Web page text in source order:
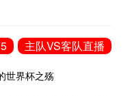
主队VS客队直播
世界杯之殇